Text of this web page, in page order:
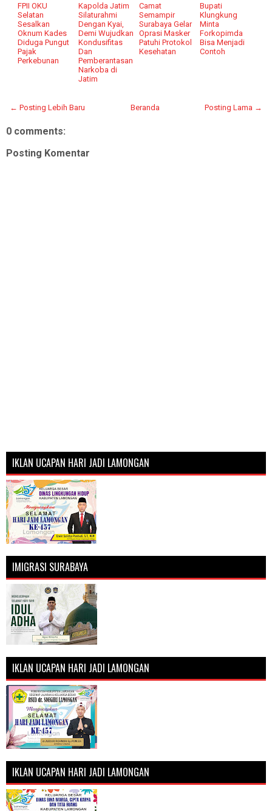
FPII OKU
Selatan
Sesalkan
Oknum Kades
Diduga Pungut
Pajak
Perkebunan
Kapolda Jatim
Silaturahmi
Dengan Kyai,
Demi Wujudkan
Kondusifitas
Dan
Pemberantasan
Narkoba di
Jatim
Camat
Semampir
Surabaya Gelar
Oprasi Masker
Patuhi Protokol
Kesehatan
Bupati
Klungkung
Minta
Forkopimda
Bisa Menjadi
Contoh
← Posting Lebih Baru Posting Lama →
Beranda
0 comments:
Posting Komentar
IKLAN UCAPAN HARI JADI LAMONGAN
IMIGRASI SURABAYA
IKLAN UCAPAN HARI JADI LAMONGAN
IKLAN UCAPAN HARI JADI LAMONGAN